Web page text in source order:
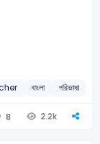
বাংলা পরিভাষা
8 2.2k